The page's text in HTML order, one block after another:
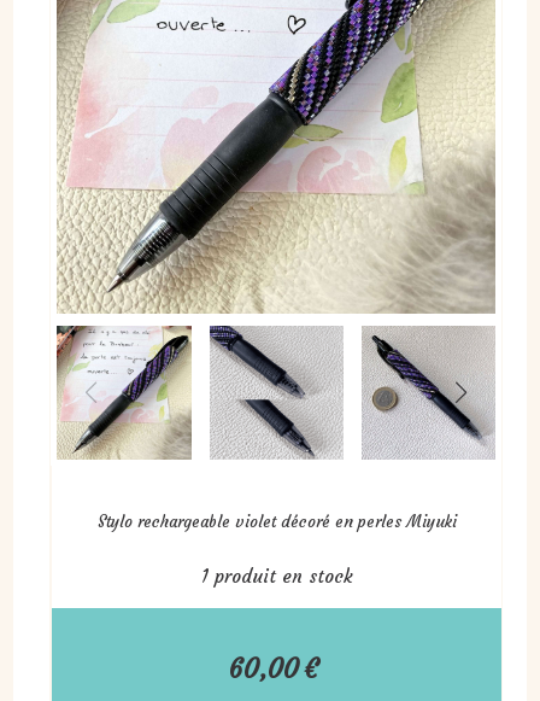
Stylo rechargeable violet décoré en perles Miyuki
60,00€
1produit en stock